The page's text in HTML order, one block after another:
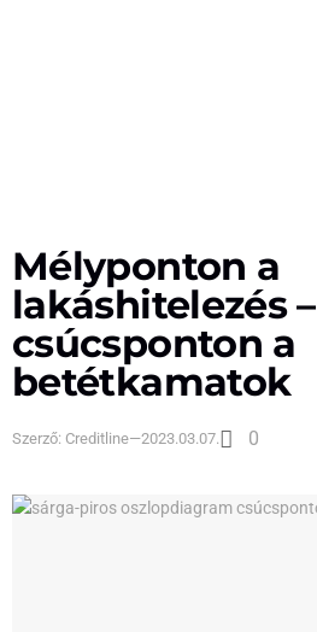
Mélyponton a
lakáshitelezés –
csúcsponton a
betétkamatok
Szerző: Creditline—2023.03.07. 0